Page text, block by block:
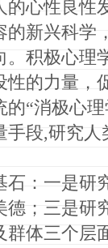
的心性良性
的新兴科学
。积极心理
性的力量，
“消极心
手段,研究人
石：一是研
德；三是研
群体三个层